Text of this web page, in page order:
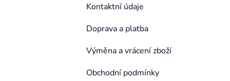
Kontaktní údaje
Doprava a platba
Výměna a vrácení zboží
Obchodní podmínky